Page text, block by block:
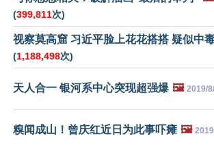
(399,811次)
视察莫高窟 习近平脸上花花搭搭 疑似中
(1,188,498次)
天人合一 银河系中心突现超强爆 🖼️ 2019/
糗闻成山！曾庆红近日为此事吓瘫 🖼️